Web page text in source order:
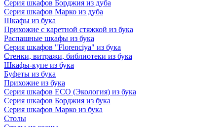
Серия шкафов Борджия из дуба
Серия шкафов Марко из дуба
Шкафы из бука
Прихожие с каретной стяжкой из бука
Распашные шкафы из бука
Серия шкафов "Florenciya" из бука
Стенки, витражи, библиотеки из бука
Шкафы-купе из бука
Буфеты из бука
Прихожие из бука
Серия шкафов ECO (Экология) из бука
Серия шкафов Борджия из бука
Серия шкафов Марко из бука
Столы